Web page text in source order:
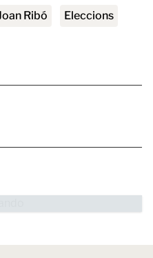
Joan Ribó Eleccions